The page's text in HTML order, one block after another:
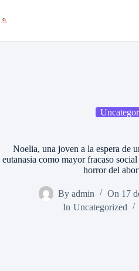
contenido
Noelia, una joven a la espera de
eutanasia como mayor fracaso
horror del
By admin On 17
In Uncategorized